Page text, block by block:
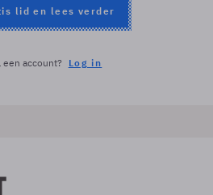
lid en lees verder
een account? Log in